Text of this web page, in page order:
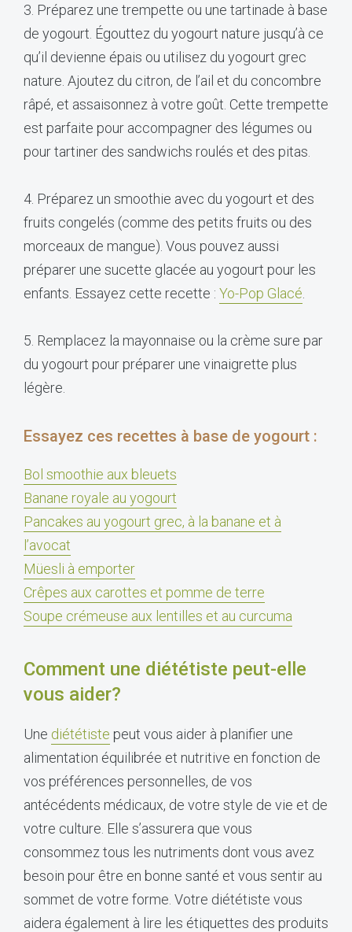
3. Préparez une trempette ou une tartinade à base
de yogourt. Égouttez du yogourt nature jusqu’à ce
qu’il devienne épais ou utilisez du yogourt grec
nature. Ajoutez du citron, de l’ail et du concombre
râpé, et assaisonnez à votre goût. Cette trempette
est parfaite pour accompagner des légumes ou
pour tartiner des sandwichs roulés et des pitas.
4. Préparez un smoothie avec du yogourt et des
fruits congelés (comme des petits fruits ou des
morceaux de mangue). Vous pouvez aussi
préparer une sucette glacée au yogourt pour les
enfants. Essayez cette recette : Yo-Pop Glacé
5. Remplacez la mayonnaise ou la crème sure par
du yogourt pour préparer une vinaigrette plus
légère.
Essayez ces recettes à base de yogourt :
Bol smoothie aux bleuets
Banane royale au yogourt
Pancakes au yogourt grec, à la banane et à
l’avocat
Müesli à emporter
Crêpes aux carottes et pomme de terre
Soupe crémeuse aux lentilles et au curcuma
Comment une diététiste peut-elle
vous aider?
Une diététiste peut vous aider à planifier une
alimentation équilibrée et nutritive en fonction de
vos préférences personnelles, de vos
antécédents médicaux, de votre style de vie et de
votre culture. Elle s’assurera que vous
consommez tous les nutriments dont vous avez
besoin pour être en bonne santé et vous sentir au
sommet de votre forme. Votre diététiste vous
aidera également à lire les étiquettes des produits